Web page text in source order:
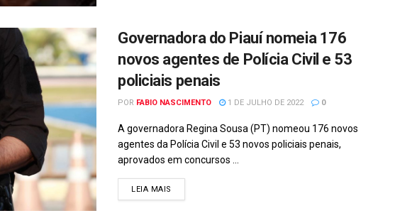
Governadora do Piauí nomeia 176
novos agentes de Polícia Civil e 53
policiais penais
POR FABIO NASCIMENTO 1 DE JULHO DE 2022 0
A governadora Regina Sousa (PT) nomeou 176 novos
agentes da Polícia Civil e 53 novos policiais penais,
aprovados em concursos ...
LEIA MAIS